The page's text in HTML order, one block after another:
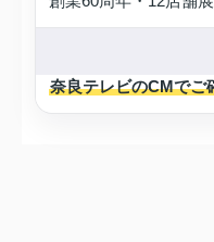
奈良テレビのCMでご